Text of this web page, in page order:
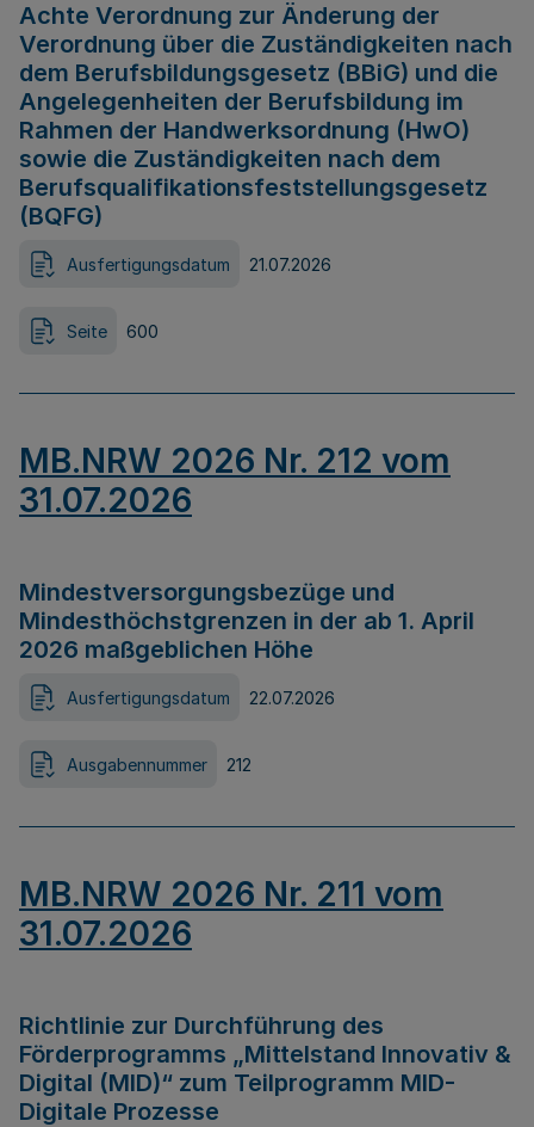
Achte Verordnung zur Änderung der
Verordnung über die Zuständigkeiten nach
dem Berufsbildungsgesetz (BBiG) und die
Angelegenheiten der Berufsbildung im
Rahmen der Handwerksordnung (HwO)
sowie die Zuständigkeiten nach dem
Berufsqualifikationsfeststellungsgesetz
(BQFG)
Ausfertigungsdatum 21.07.2026
Seite 600
MB.NRW 2026 Nr. 212 vom
31.07.2026
Mindestversorgungsbezüge und
Mindesthöchstgrenzen in der ab 1. April
2026 maßgeblichen Höhe
Ausfertigungsdatum 22.07.2026
Ausgabennummer 212
MB.NRW 2026 Nr. 211 vom
31.07.2026
Richtlinie zur Durchführung des
Förderprogramms „Mittelstand Innovativ &
Digital (MID)“ zum Teilprogramm MID-
Digitale Prozesse